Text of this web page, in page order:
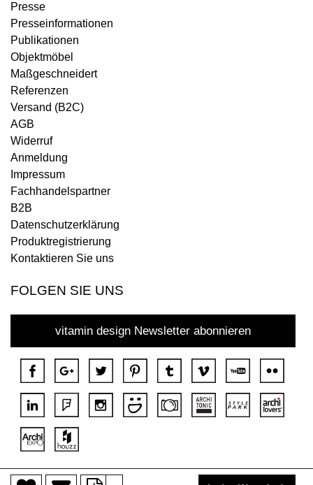
Presse
Presseinformationen
Publikationen
Objektmöbel
Maßgeschneidert
Referenzen
Versand (B2C)
AGB
Widerruf
Anmeldung
Impressum
Fachhandelspartner
B2B
Datenschutzerklärung
Produktregistrierung
Kontaktieren Sie uns
FOLGEN SIE UNS
vitamin design Newsletter abonnieren